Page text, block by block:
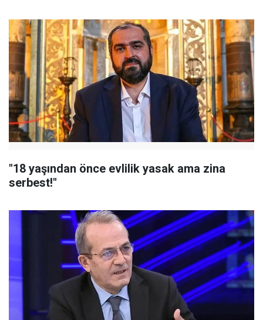
"18 yaşından önce evlilik yasak ama zina
serbest!"